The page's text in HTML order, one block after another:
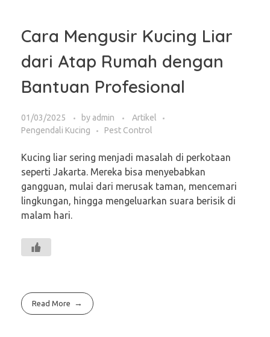
Cara Mengusir Kucing Liar
dari Atap Rumah dengan
Bantuan Profesional
01/03/2025 by admin
Artikel
Pengendali Kucing
Pest Control
Kucing liar sering menjadi masalah di perkotaan
seperti Jakarta. Mereka bisa menyebabkan
gangguan, mulai dari merusak taman, mencemari
lingkungan, hingga mengeluarkan suara berisik di
malam hari.
Read More